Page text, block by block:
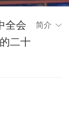
全会
二十
简介